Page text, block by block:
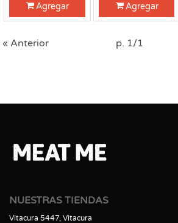
Agregar Agregar
« Anterior p. 1/1
NUESTRAS TIENDAS
Vitacura 5447, Vitacura